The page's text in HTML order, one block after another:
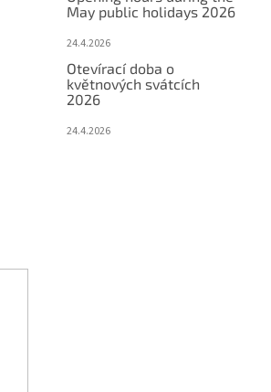
May public holidays 2026
24.4.2026
Otevírací doba o
květnových svátcích
2026
24.4.2026